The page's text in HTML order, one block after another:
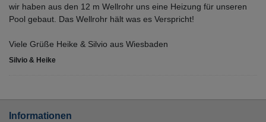
wir haben aus den 12 m Wellrohr uns eine Heizung für unseren
Pool gebaut. Das Wellrohr hält was es Verspricht!
Viele Grüße Heike & Silvio aus Wiesbaden
Silvio & Heike
Informationen